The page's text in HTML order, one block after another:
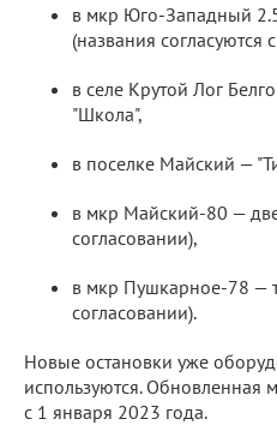
в мкр Юго-Западный
(названия согласуются
в селе Крутой Лог
"Школа",
в поселке Майский —
в мкр Майский-80 —
согласовании),
в мкр Пушкарное-78 —
согласовании).
Новые остановки уже
используются. Обновленная
с 1 января 2023 года.